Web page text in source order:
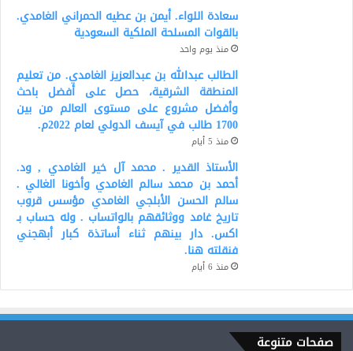
سعادة اللواء. أيمن بن عطيه الحمراني الغامدي.
بالقوات المسلحة الملكية السعودية
منذ يوم واحد
الطالب عبدالله بن عبدالعزيز الغامدي. من تعليم
المنطقة الشرقية، حصل على أفضل باحث
وأفضل مشروع على مستوى العالم من بين
1700 طالب في آيسف الدولي لعام 2022م.
منذ 5 أيام
الأستاذ القدير . محمد آل خير الغامدي , ود.
أحمد بن محمد سالم الغامدي وأخونا الغالي .
سالم الحسن الأبلجي الغامدي مؤسس قروب
تاريخ غامد ووثائقهم بالواتساب . وله حساب بـ
اكس. دار بينهم ثناء أساتذة كبار أبهجني
فنقلته هنا.
منذ 6 أيام
صفحات متنوعة